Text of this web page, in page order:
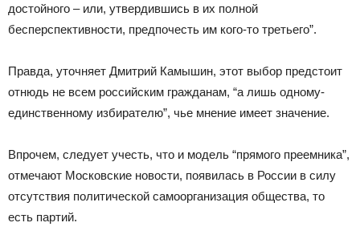
достойного – или, утвердившись в их полной
бесперспективности, предпочесть им кого-то третьего”.
Правда, уточняет Дмитрий Камышин, этот выбор предстоит
отнюдь не всем российским гражданам, “а лишь одному-
единственному избирателю”, чье мнение имеет значение.
Впрочем, следует учесть, что и модель “прямого преемника”,
отмечают Московские новости, появилась в России в силу
отсутствия политической самоорганизация общества, то
есть партий.